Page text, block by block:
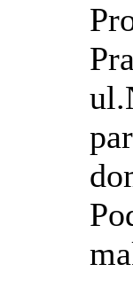
Prodej
Praha 3
domu